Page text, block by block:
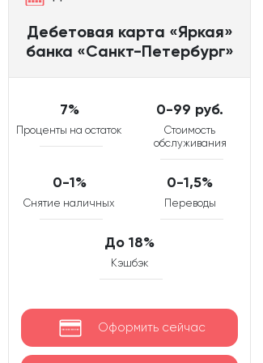
Дебетовая карта «Яркая»
банка «Санкт-Петербург»
7%
Проценты на остаток
0-99 руб.
Стоимость
обслуживания
0-1%
Снятие наличных
0-1,5%
Переводы
До 18%
Кэшбэк
Оформить сейчас